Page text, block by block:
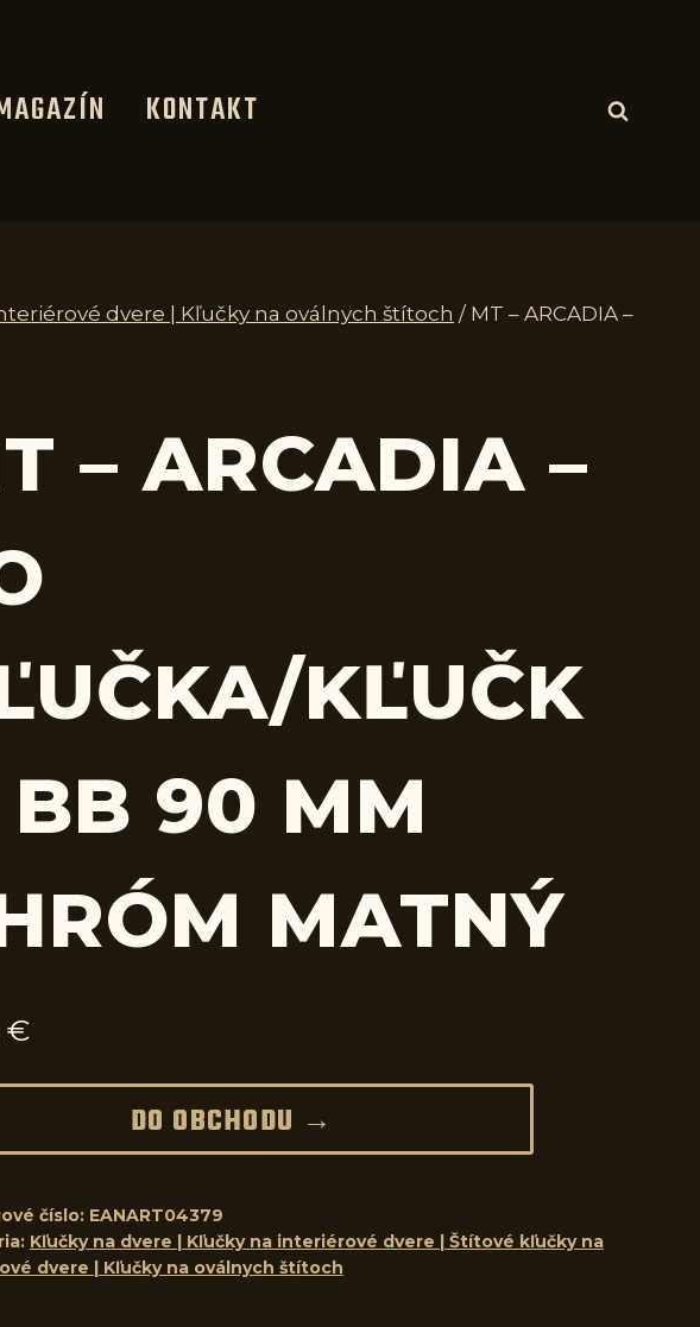
KONTAKT
dvere | Kľučky na oválnych štítoch / MT – ARCADIA –
– ARCADIA –
KĽUČK
90 MM
MATNÝ
€
DO OBCHODU →
číslo: EANART04379
Kľučky na dvere | Kľučky na interiérové dvere | Štítové kľučky na
dvere | Kľučky na oválnych štítoch